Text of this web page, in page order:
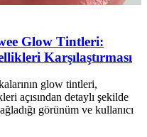
Glow Tintleri:
Karşılaştırması
glow tintleri,
açısından detaylı şekilde
görünüm ve kullanıcı